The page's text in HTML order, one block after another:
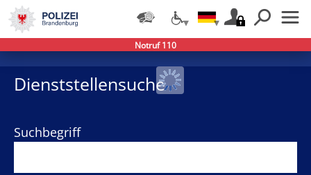
Dienststellensuche
Suchbegriff
Notruf 110